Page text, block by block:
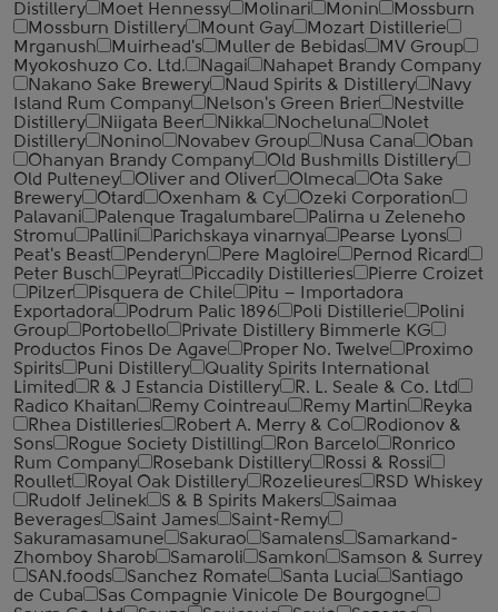
Distillery
Moet Hennessy Molinari Monin
Mossburn
Mossburn Distillery
Mount Gay
Mozart Distillerie
Mrganush
Muirhead's Muller de Bebidas
MV Group
Myokoshuzo Co. Ltd.
Nagai
Nahapet Brandy Company
Nakano Sake Brewery
Naud Spirits & Distillery
Navy
Island Rum Company
Nelson's Green Brier
Nestville
Distillery
Niigata Beer Nikka Nocheluna
Nolet
Distillery
Nonino Novabev Group Nusa Cana
Oban
Ohanyan Brandy Company
Old Bushmills Distillery
Old Pulteney
Oliver and Oliver Olmeca
Ota Sake
Brewery
Otard Oxenham & Cy
Ozeki Corporation
Palavani
Palenque Tragalumbare
Palirna u Zeleneho
Stromu
Pallini Parichskaya vinarnya
Pearse Lyons
Peat's Beast
Penderyn Pere Magloire
Pernod Ricard
Peter Busch
Peyrat Piccadily Distilleries
Pierre Croizet
Pilzer
Pisquera de Chile
Pitu – Importadora
Exportadora
Podrum Palic 1896 Poli Distillerie
Polini
Group
Portobello
Private Distillery Bimmerle KG
Productos Finos De Agave
Proper No. Twelve
Proximo
Spirits
Puni Distillery
Quality Spirits International
Limited
R & J Estancia Distillery
R. L. Seale & Co. Ltd
Radico Khaitan
Remy Cointreau Remy Martin
Reyka
Rhea Distilleries
Robert A. Merry & Co
Rodionov &
Sons
Rogue Society Distilling Ron Barcelo
Ronrico
Rum Company
Rosebank Distillery
Rossi & Rossi
Roullet
Royal Oak Distillery Rozelieures
RSD Whiskey
Rudolf Jelinek
S & B Spirits Makers
Saimaa
Beverages
Saint James
Saint-Remy
Sakuramasamune
Sakurao Samalens
Samarkand-
Zhomboy Sharob
Samaroli Samkon
Samson & Surrey
SAN.foods
Sanchez Romate Santa Lucia
Santiago
de Cuba
Sas Compagnie Vinicole De Bourgogne